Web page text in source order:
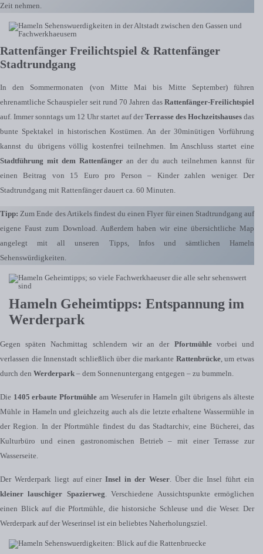
Zeit nehmen.
Rattenfänger Freilichtspiel & Rattenfänger
Stadtrundgang
In den Sommermonaten (von Mitte Mai bis Mitte September) führen
ehrenamtliche Schauspieler seit rund 70 Jahren das Rattenfänger-Freilichtspiel
auf. Immer sonntags um 12 Uhr startet auf derTerrasse des Hochzeitshauses das
bunte Spektakel in historischen Kostümen. An der 30minütigen Vorführung
kannst du übrigens völlig kostenfrei teilnehmen. Im Anschluss startet eine
Stadtführung mit dem Rattenfänger an der du auch teilnehmen kannst für
einen Beitrag von 15 Euro pro Person – Kinder zahlen weniger. Der
Stadtrundgang mit Rattenfänger dauert ca. 60 Minuten.
Tipp: Zum Ende des Artikels findest du einen Flyer für einen Stadtrundgang auf
eigene Faust zum Download. Außerdem haben wir eine übersichtliche Map
angelegt mit all unseren Tipps, Infos und sämtlichen Hameln
Sehenswürdigkeiten.
Hameln Geheimtipps: Entspannung im
Werderpark
Gegen späten Nachmittag schlendern wir an der Pfortmühle vorbei und
verlassen die Innenstadt schließlich über die markante Rattenbrücke, um etwas
durch den Werderpark – dem Sonnenuntergang entgegen – zu bummeln.
Die 1405 erbaute Pfortmühle am Weserufer in Hameln gilt übrigens als älteste
Mühle in Hameln und gleichzeitg auch als die letzte erhaltene Wassermühle in
der Region. In der Pfortmühle findest du das Stadtarchiv, eine Bücherei, das
Kulturbüro und einen gastronomischen Betrieb – mit einer Terrasse zur
Wasserseite.
Der Werderpark liegt auf einerInsel in der Weser. Über die Insel führt ein
kleiner lauschiger Spazierweg . Verschiedene Aussichtspunkte ermöglichen
einen Blick auf die Pfortmühle, die historsiche Schleuse und die Weser. Der
Werderpark auf der Weserinsel ist ein beliebtes Naherholungsziel.